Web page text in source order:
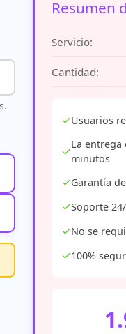
Resumen
Servicio:
Cantidad:
✓Usuarios
✓La entrega
minutos
✓Garantía
✓Soporte
✓No se
✓100%